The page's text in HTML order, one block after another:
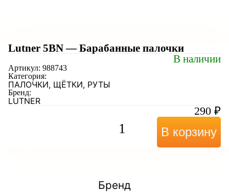
Lutner 5BN — Барабанные палочки
290 ₽
В наличии
В корзину
Артикул: 988743
Категория:
ПАЛОЧКИ, ЩЁТКИ, РУТЫ
Бренд:
LUTNER
Бренд